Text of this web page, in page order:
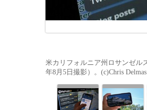
米カリフォルニア州ロサンゼル
年8月5日撮影）。(c)Chris